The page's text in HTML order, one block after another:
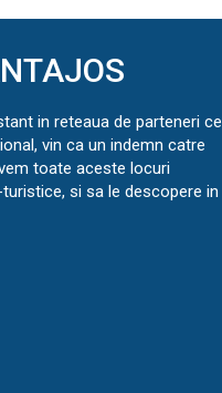
in reteaua de parteneri ce
vin ca un indemn catre
toate aceste locuri
si sa le descopere in